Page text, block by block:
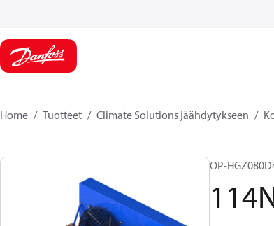
Home Tuotteet Climate Solutions jäähdytykseen
OP-